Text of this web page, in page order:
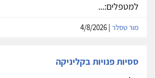
למטפלים:...
מור טסלר
ססיות פנויות בקליניקה